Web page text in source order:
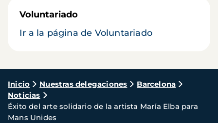
Voluntariado
Ir a la página de Voluntariado
Ruta
de
navegación
Inicio Nuestras delegaciones
Barcelona
Noticias
Éxito del arte solidario de la artista María Elba para
Mans Unides